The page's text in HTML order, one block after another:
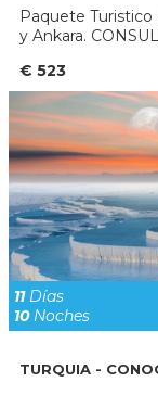
Paquete
y Ankara.
€ 523
11Días
10Noches
TURQUIA -